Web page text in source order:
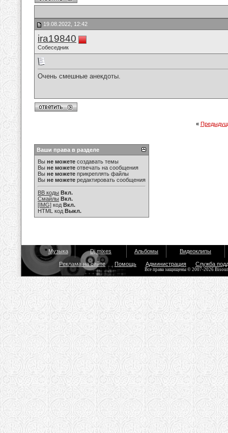
19.08.2022, 12:42
ira19840
Собеседник
Очень смешные анекдоты.
«
Ваши права в разделе
Вы не можете создавать темы
Вы не можете отвечать на сообщения
Вы не можете прикреплять файлы
Вы не можете редактировать сообщения
BB коды Вкл.
Смайлы Вкл.
[IMG] код Вкл.
HTML код Выкл.
Музыка Dj mixes Альбомы Видеоклипы
Реклама на сайте Помощь Администрация Служба
Все права защищены © 2007-2026